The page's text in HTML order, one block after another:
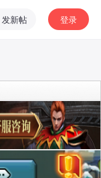
发新帖 登录